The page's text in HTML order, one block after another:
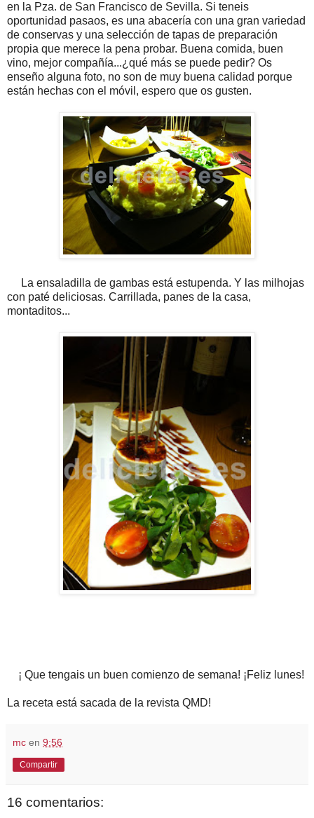
en la Pza. de San Francisco de Sevilla. Si teneis
oportunidad pasaos, es una abacería con una gran variedad
de conservas y una selección de tapas de preparación
propia que merece la pena probar. Buena comida, buen
vino, mejor compañía...¿qué más se puede pedir? Os
enseño alguna foto, no son de muy buena calidad porque
están hechas con el móvil, espero que os gusten.
La ensaladilla de gambas está estupenda. Y las milhojas
con paté deliciosas. Carrillada, panes de la casa,
montaditos...
¡ Que tengais un buen comienzo de semana! ¡Feliz lunes!
La receta está sacada de la revista QMD!
mc en 9:56
Compartir
16 comentarios: